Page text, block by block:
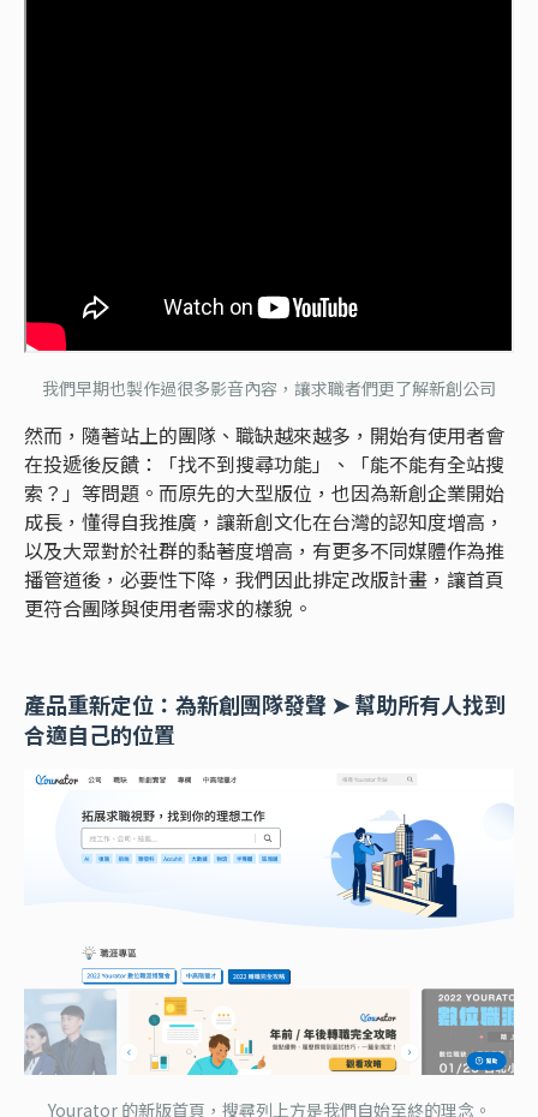
我們早期也製作過很多影音內容，讓求職者們更了解新創公司
然而，隨著站上的團隊、職缺越來越多，開始有使用者會
在投遞後反饋：「找不到搜尋功能」、「能不能有全站搜
索？」等問題。而原先的大型版位，也因為新創企業開始
成長，懂得自我推廣，讓新創文化在台灣的認知度增高，
以及大眾對於社群的黏著度增高，有更多不同媒體作為推
播管道後，必要性下降，我們因此排定改版計畫，讓首頁
更符合團隊與使用者需求的樣貌。
產品重新定位：為新創團隊發聲 ➤ 幫助所有人找到
合適自己的位置
Yourator 的新版首頁，搜尋列上方是我們自始至終的理念。